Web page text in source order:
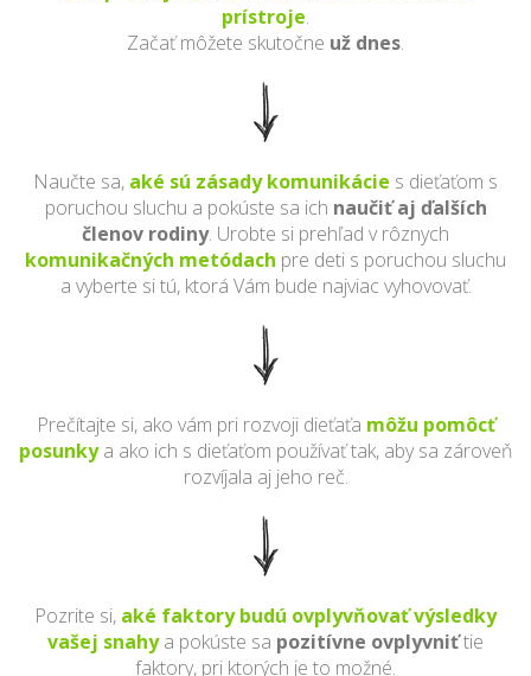
prístroje.
Začať môžete skutočne už dnes.
Naučte sa, aké sú zásady komunikácie s dieťaťom s
poruchou sluchu a pokúste sa ich naučiť aj ďalších
členov rodiny. Urobte si prehľad v rôznych
komunikačných metódach pre deti s poruchou sluchu
a vyberte si tú, ktorá Vám bude najviac vyhovovať.
Prečítajte si, ako vám pri rozvoji dieťaťa môžu pomôcť
posunkya ako ich s dieťaťom používať tak, aby sa zároveň
rozvíjala aj jeho reč.
Pozrite si, aké faktory budú ovplyvňovať výsledky
vašej snahya pokúste sa pozitívne ovplyvniťtie
faktory, pri ktorých je to možné.